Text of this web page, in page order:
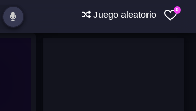
0
Juego aleatorio